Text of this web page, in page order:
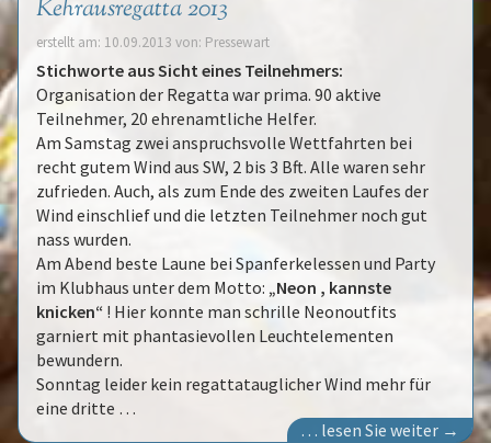
Kehrausregatta 2013
erstellt am: 10.09.2013 von: Pressewart
Stichworte aus Sicht eines Teilnehmers:
Organisation der Regatta war prima. 90 aktive
Teilnehmer, 20 ehrenamtliche Helfer.
Am Samstag zwei anspruchsvolle Wettfahrten bei
recht gutem Wind aus SW, 2 bis 3 Bft. Alle waren sehr
zufrieden. Auch, als zum Ende des zweiten Laufes der
Wind einschlief und die letzten Teilnehmer noch gut
nass wurden.
Am Abend beste Laune bei Spanferkelessen und Party
im Klubhaus unter dem Motto: „Neon , kannste
knicken“ ! Hier konnte man schrille Neonoutfits
garniert mit phantasievollen Leuchtelementen
bewundern.
Sonntag leider kein regattatauglicher Wind mehr für
eine dritte …
… lesen Sie weiter →